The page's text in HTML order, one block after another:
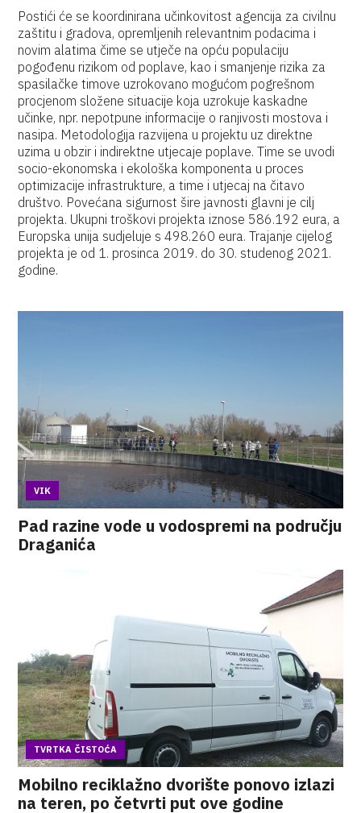
Postići će se koordinirana učinkovitost agencija za civilnu
zaštitu i gradova, opremljenih relevantnim podacima i
novim alatima čime se utječe na opću populaciju
pogođenu rizikom od poplave, kao i smanjenje rizika za
spasilačke timove uzrokovano mogućom pogrešnom
procjenom složene situacije koja uzrokuje kaskadne
učinke, npr. nepotpune informacije o ranjivosti mostova i
nasipa. Metodologija razvijena u projektu uz direktne
uzima u obzir i indirektne utjecaje poplave. Time se uvodi
socio-ekonomska i ekološka komponenta u proces
optimizacije infrastrukture, a time i utjecaj na čitavo
društvo. Povećana sigurnost šire javnosti glavni je cilj
projekta. Ukupni troškovi projekta iznose 586.192 eura, a
Europska unija sudjeluje s 498.260 eura. Trajanje cijelog
projekta je od 1. prosinca 2019. do 30. studenog 2021.
godine.
VIK
Pad razine vode u vodospremi na području
Draganića
TVRTKA ČISTOĆA
Mobilno reciklažno dvorište ponovo izlazi
na teren, po četvrti put ove godine